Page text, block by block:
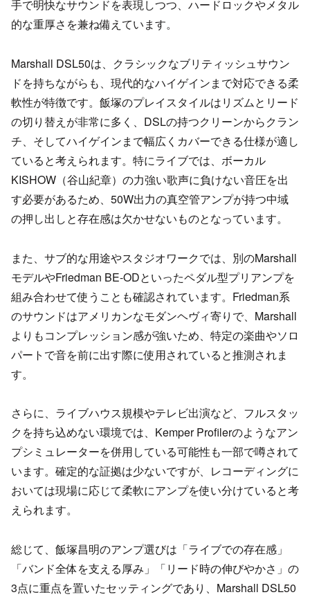
手で明快なサウンドを表現しつつ、ハードロックやメタル
的な重厚さを兼ね備えています。
Marshall DSL50は、クラシックなブリティッシュサウン
ドを持ちながらも、現代的なハイゲインまで対応できる柔
軟性が特徴です。飯塚のプレイスタイルはリズムとリード
の切り替えが非常に多く、DSLの持つクリーンからクラン
チ、そしてハイゲインまで幅広くカバーできる仕様が適し
ていると考えられます。特にライブでは、ボーカル
KISHOW（谷山紀章）の力強い歌声に負けない音圧を出
す必要があるため、50W出力の真空管アンプが持つ中域
の押し出しと存在感は欠かせないものとなっています。
また、サブ的な用途やスタジオワークでは、別のMarshall
モデルやFriedman BE-ODといったペダル型プリアンプを
組み合わせて使うことも確認されています。Friedman系
のサウンドはアメリカンなモダンヘヴィ寄りで、Marshall
よりもコンプレッション感が強いため、特定の楽曲やソロ
パートで音を前に出す際に使用されていると推測されま
す。
さらに、ライブハウス規模やテレビ出演など、フルスタッ
クを持ち込めない環境では、Kemper Profilerのようなアン
プシミュレーターを併用している可能性も一部で噂されて
います。確定的な証拠は少ないですが、レコーディングに
おいては現場に応じて柔軟にアンプを使い分けていると考
えられます。
総じて、飯塚昌明のアンプ選びは「ライブでの存在感」
「バンド全体を支える厚み」「リード時の伸びやかさ」の
3点に重点を置いたセッティングであり、Marshall DSL50